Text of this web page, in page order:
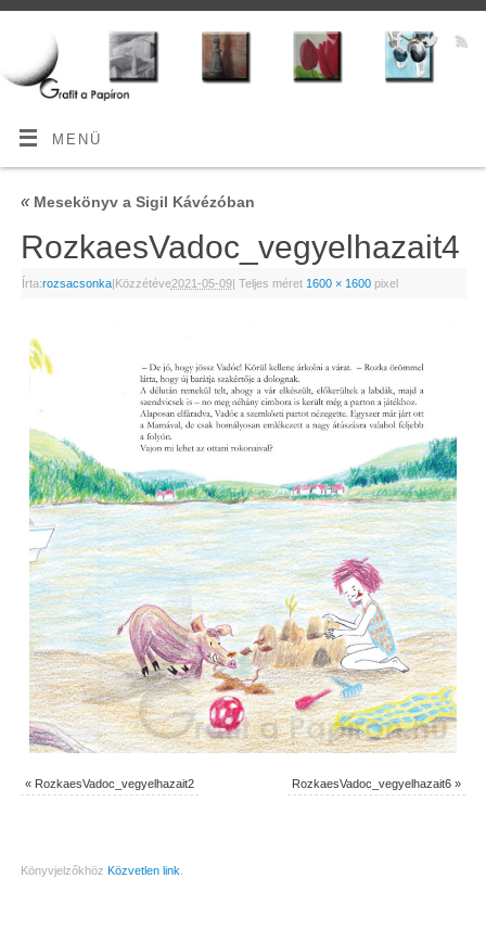
MENÜ
«Mesekönyv a Sigil Kávézóban
RozkaesVadoc_vegyelhazait4
Írta:rozsacsonka|Közzétéve2021-05-09| Teljes méret 1600 × 1600pixel
« RozkaesVadoc_vegyelhazait2 RozkaesVadoc_vegyelhazait6 »
Könyvjelzőkhöz Közvetlen link